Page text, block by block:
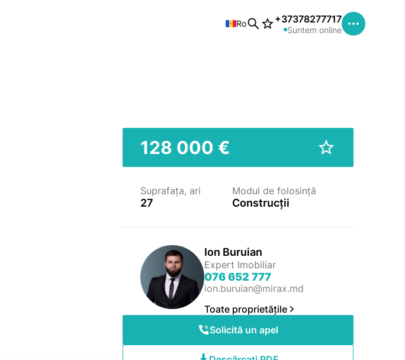
Ro +37378277717
Suntem online
128 000 €
Suprafața, ari
27
Modul de folosință
Construcții
Ion Buruian
Expert Imobiliar
076 652 777
ion.buruian@mirax.md
Toate proprietățile
Solicită un apel